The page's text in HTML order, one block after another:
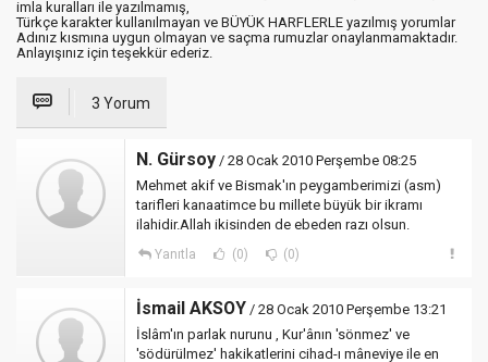
imla kuralları ile yazılmamış,
Türkçe karakter kullanılmayan ve BÜYÜK HARFLERLE yazılmış yorumlar
Adınız kısmına uygun olmayan ve saçma rumuzlar onaylanmamaktadır.
Anlayışınız için teşekkür ederiz.
3 Yorum
N. Gürsoy / 28 Ocak 2010 Perşembe 08:25
Mehmet akif ve Bismak'ın peygamberimizi (asm)
tarifleri kanaatimce bu millete büyük bir ikramı
ilahidir.Allah ikisinden de ebeden razı olsun.
Yanıtla (0) (0)
İsmail AKSOY / 28 Ocak 2010 Perşembe 13:21
İslâm'ın parlak nurunu , Kur'ânın 'sönmez' ve
'södürülmez' hakikatlerini cihad-ı mâneviye ile en